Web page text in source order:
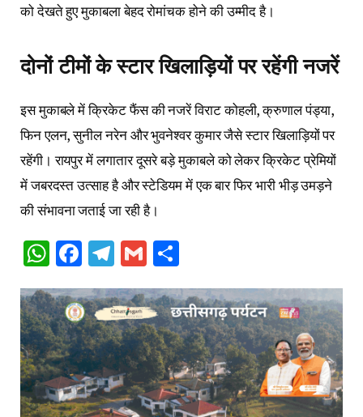
को देखते हुए मुकाबला बेहद रोमांचक होने की उम्मीद है।
दोनों टीमों के स्टार खिलाड़ियों पर रहेंगी नजरें
इस मुकाबले में क्रिकेट फैंस की नजरें विराट कोहली, क्रुणाल पंड्या,
फिन एलन, सुनील नरेन और भुवनेश्वर कुमार जैसे स्टार खिलाड़ियों पर
रहेंगी। रायपुर में लगातार दूसरे बड़े मुकाबले को लेकर क्रिकेट प्रेमियों
में जबरदस्त उत्साह है और स्टेडियम में एक बार फिर भारी भीड़ उमड़ने
की संभावना जताई जा रही है।
WhatsApp
Facebook
Telegram
Gmail